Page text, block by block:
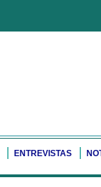
ENTREVISTAS